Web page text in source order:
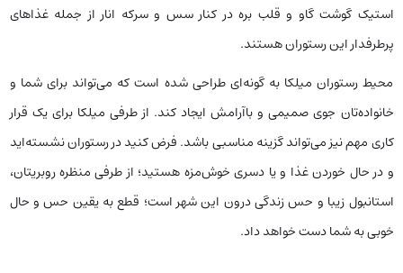
استیک گوشت گاو و قلب بره در کنار سس و سرکه انار از جمله غذاهای
پرطرفدار این رستوران هستند.
محیط رستوران میلکا به گونه‌ای طراحی شده است که می‌تواند برای شما و
خانواده‌تان جوی صمیمی و باآرامش ایجاد کند. از طرفی میلکا برای یک قرار
کاری مهم نیز می‌تواند گزینه مناسبی باشد. فرض کنید در رستوران نشسته‌اید
و در حال خوردن غذا و یا دسری خوش‌مزه هستید؛ از طرفی منظره روبریتان،
استانبول زیبا و حس زندگی درون این شهر است؛ قطع به یقین حس و حال
خوبی به شما دست خواهد داد.